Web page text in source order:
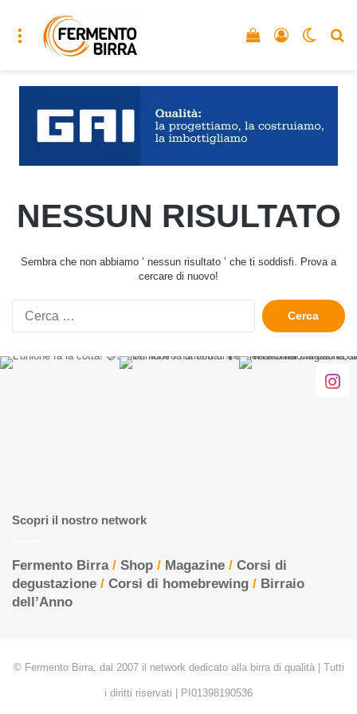
Menu Accedi
Vedi il carrello
NESSUN RISULTATO
Sembra che non abbiamo ’ nessun risultato ’ che ti soddisfi. Prova a
cercare di nuovo!
Ricerca
per:
Scopri il nostro network
Fermento Birra/ Shop / Magazine / Corsi di
degustazione / Corsi di homebrewing / Birraio
dell’Anno
© Fermento Birra, dal 2007 il network dedicato alla birra di qualità | Tutti
i diritti riservati | PI01398190536